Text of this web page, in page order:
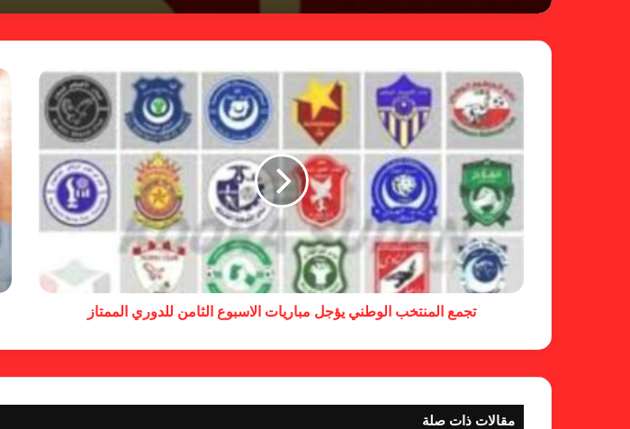
تجمع المنتخب الوطني يؤجل مباريات الاسبوع الثامن للدوري الممتاز
مقالات ذات صلة